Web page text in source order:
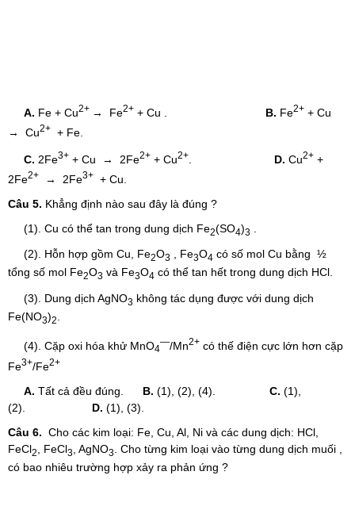
A. Fe + Cu2+ → Fe2+ + Cu B. Fe2+ + Cu
→ Cu2+ + Fe.
C. 2Fe3+ + Cu → 2Fe2+ + Cu2+ D. Cu2+ +
2Fe2+ → 2Fe3+
+ Cu.
Câu 5. Khẳng định nào sau đây là đúng ?
(1). Cu có thể tan trong dung dịch Fe2(SO4)3
(2). Hỗn hợp gồm Cu, Fe2O3 , Fe3O4 có số mol Cu bằng ½
tổng số mol Fe2O3 và Fe3O4 có thể tan hết trong dung dịch HCl.
(3). Dung dịch AgNO3 không tác dụng được với dung dịch
Fe(NO3)2
(4). Cặp oxi hóa khử MnO4
—/Mn2+ có thế điện cực lớn hơn cặp
Fe3+/Fe2+
A. Tất cả đều đúng. B. (1), (2), (4). C. (1),
(2). D. (1), (3).
Câu 6. Cho các kim loại: Fe, Cu, Al, Ni và các dung dịch: HCl,
FeCl2 , FeCl3 , AgNO3
. Cho từng kim loại vào từng dung dịch muối ,
có bao nhiêu trường hợp xảy ra phản ứng ?